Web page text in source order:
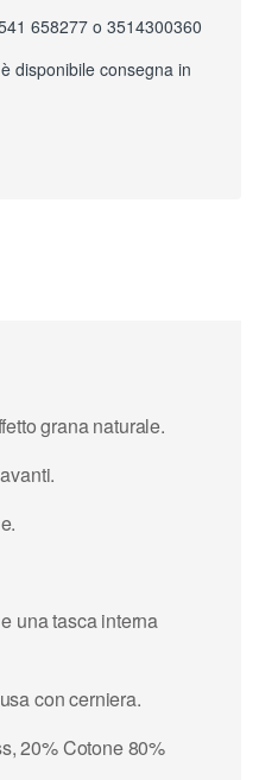
658277 o 3514300360
disponibile consegna in
grana naturale.
una tasca interna
con cerniera.
20% Cotone 80%